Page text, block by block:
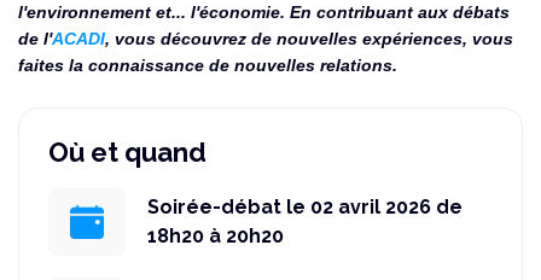
l'environnement et... l'économie. En contribuant aux débats
de l'ACADI, vous découvrez de nouvelles expériences, vous
faites la connaissance de nouvelles relations.
Où et quand
Soirée-débat le 02 avril 2026 de
18h20 à 20h20